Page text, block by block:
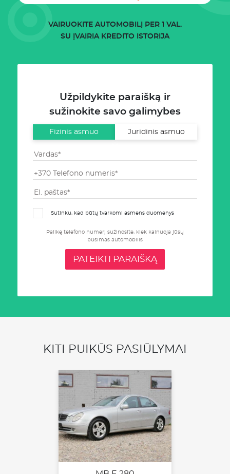
VAIRUOKITE AUTOMOBILĮ PER 1 VAL.
SU ĮVAIRIA KREDITO ISTORIJA
Užpildykite paraišką ir
sužinokite savo galimybes
Fizinis asmuo Juridinis asmuo
Sutinku, kad būtų tvarkomi asmens duomenys
Palikę telefono numerį sužinosite, kiek kainuoja jūsų
būsimas automobilis
PATEIKTI PARAIŠKĄ
KITI PUIKŪS PASIŪLYMAI